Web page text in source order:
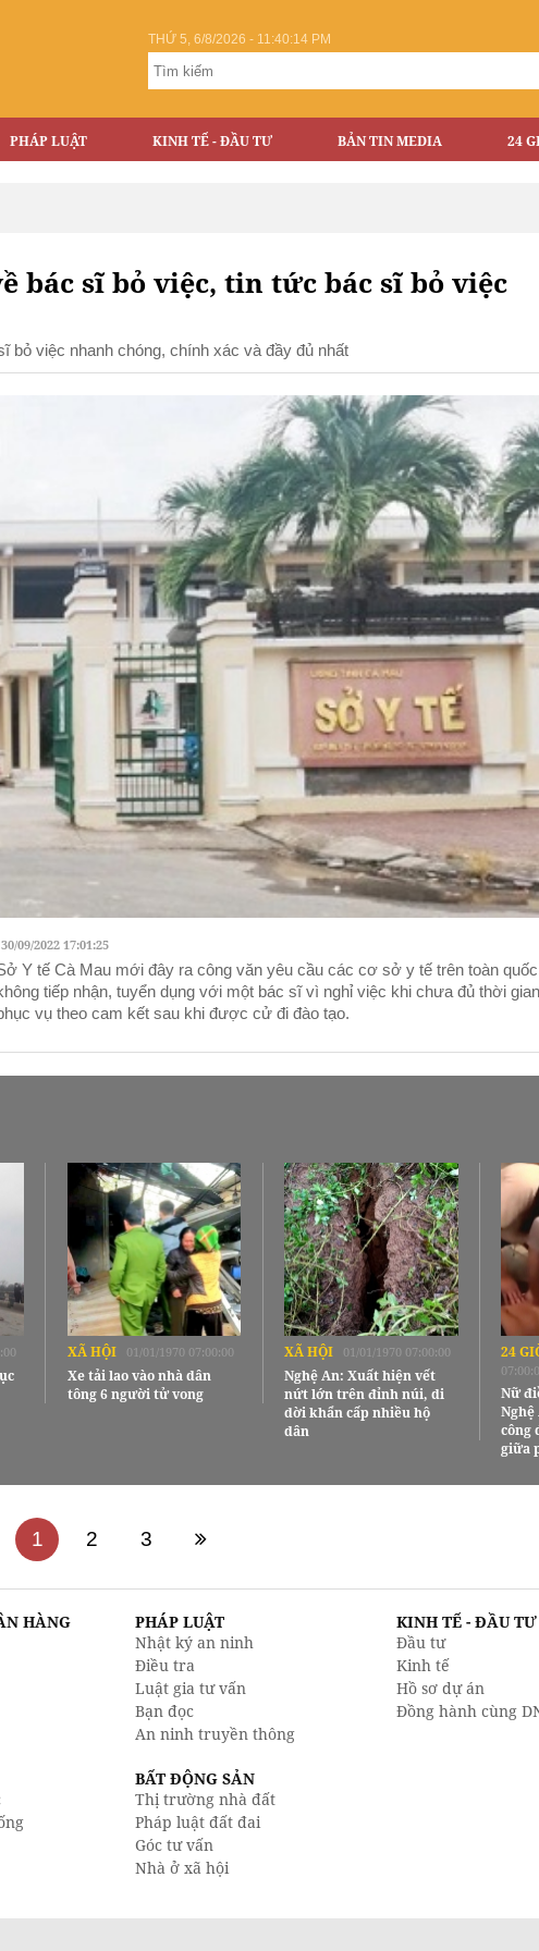
THỨ 5, 6/8/2026 - 11:40:14 PM
PHÁP LUẬT KINH TẾ - ĐẦU TƯ BẢN TIN MEDIA 24
bác sĩ bỏ việc, tin tức bác sĩ bỏ việc
bỏ việc nhanh chóng, chính xác và đầy đủ nhất
30/09/2022 17:01:25
Y tế Cà Mau mới đây ra công văn yêu cầu các cơ sở y tế trên toàn quốc
tiếp nhận, tuyển dụng với một bác sĩ vì nghỉ việc khi chưa đủ thời gian
vụ theo cam kết sau khi được cử đi đào tạo.
XÃ HỘI 01/01/1970 07:00:00
Xe tải lao vào nhà dân
tông 6 người tử vong
XÃ HỘI 01/01/1970 07:00:00
Nghệ An: Xuất hiện vết
nứt lớn trên đỉnh núi, di
dời khẩn cấp nhiều hộ
dân
24
Nữ
công
giữa
1 2 3
HÀNG
PHÁP LUẬT
Nhật ký an ninh
Điều tra
Luật gia tư vấn
Bạn đọc
An ninh truyền thông
KINH TẾ - ĐẦU TƯ
Đầu tư
Kinh tế
Hồ sơ dự án
Đồng hành cùng
BẤT ĐỘNG SẢN
Thị trường nhà đất
Pháp luật đất đai
Góc tư vấn
Nhà ở xã hội